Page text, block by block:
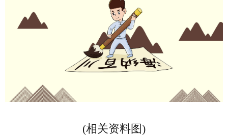
(相关资料图)